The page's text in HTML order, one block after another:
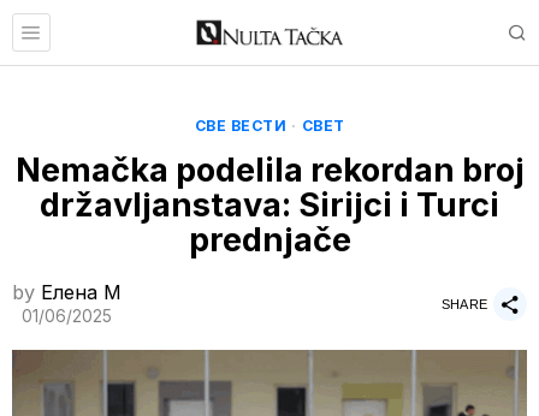
СВЕ ВЕСТИ · СВЕТ
Nemačka podelila rekordan broj
državljanstava: Sirijci i Turci
prednjače
by Елена M
01/06/2025
SHARE